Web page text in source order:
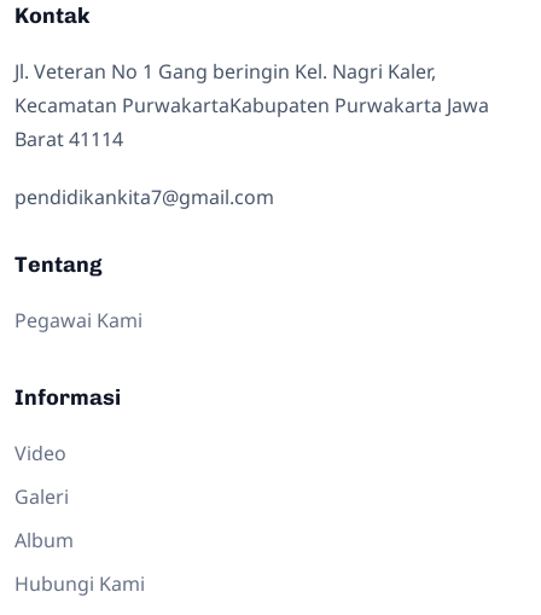
Kontak
Jl. Veteran No 1 Gang beringin Kel. Nagri Kaler,
Kecamatan PurwakartaKabupaten Purwakarta Jawa
Barat 41114
pendidikankita7@gmail.com
Tentang
Pegawai Kami
Informasi
Video
Galeri
Album
Hubungi Kami